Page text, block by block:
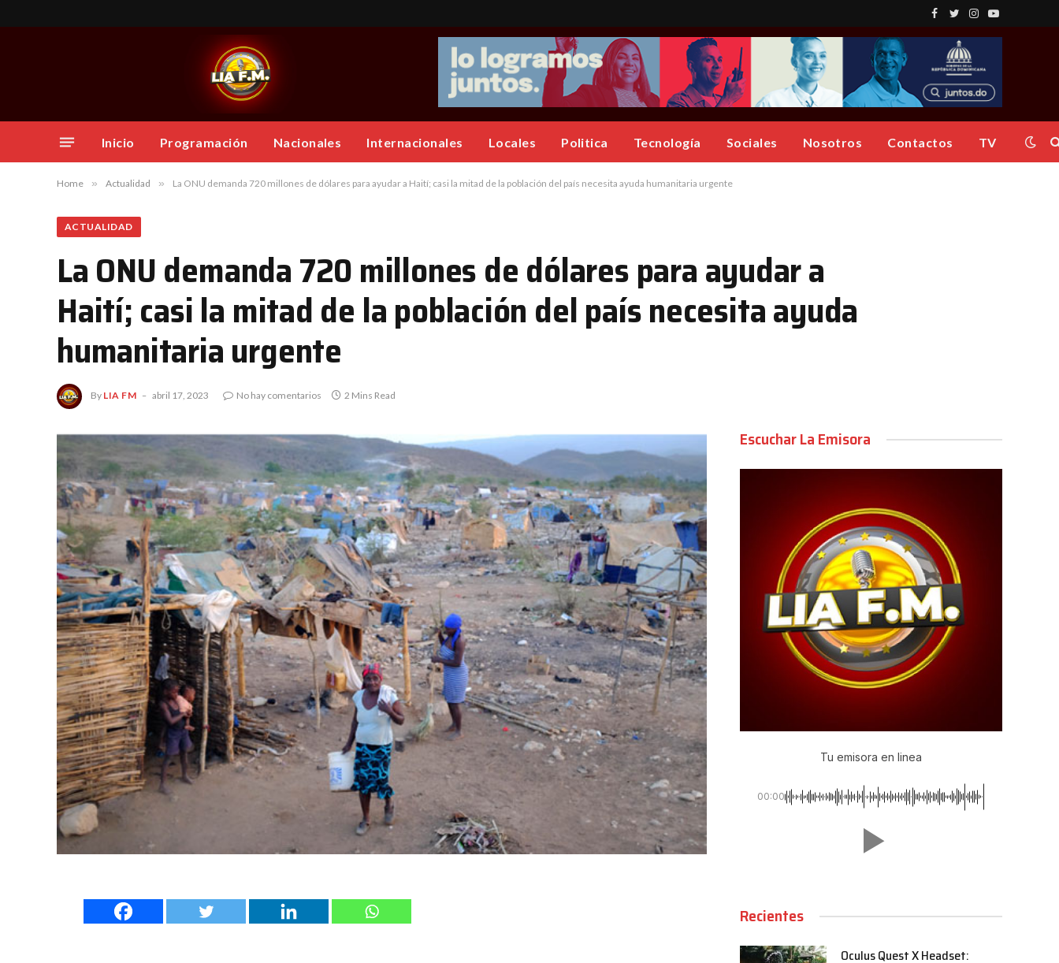
Facebook
TwitterInstagram
YouTube
Inicio Programación Nacionales Internacionales Locales Politica Tecnología Sociales Nosotros Contactos TV
Home » Actualidad » La ONU demanda 720 millones de dólares para ayudar a Haití; casi la mitad de la población del país necesita ayuda humanitaria urgente
ACTUALIDAD
La ONU demanda 720 millones de dólares para ayudar a
Haití; casi la mitad de la población del país necesita ayuda
humanitaria urgente
By LIA FM abril 17, 2023 No hay comentarios 2 Mins Read
Escuchar La Emisora
Tu emisora en linea
00:00
Recientes
Oculus Quest X Headset: